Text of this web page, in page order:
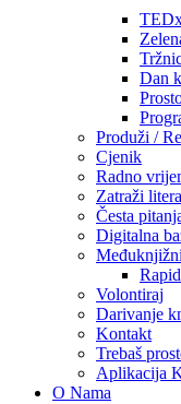
Dan
Produži /
Cjenik
Radno
Zatraži
Česta
Digitalna
Volontiraj
Darivanje
Kontakt
Trebaš
Aplikacija
O Nama